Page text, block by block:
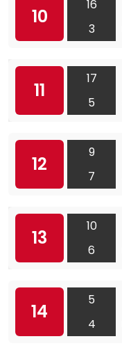
10
16
3
11
17
5
12
9
7
13
10
6
14
5
4